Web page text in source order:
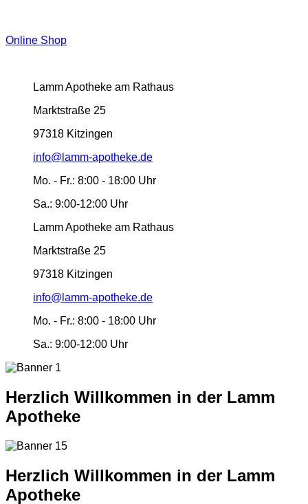
Online Shop
Lamm Apotheke am Rathaus
Marktstraße 25
97318 Kitzingen
info@lamm-apotheke.de
Mo. - Fr.: 8:00 - 18:00 Uhr
Sa.: 9:00-12:00 Uhr
Lamm Apotheke am Rathaus
Marktstraße 25
97318 Kitzingen
info@lamm-apotheke.de
Mo. - Fr.: 8:00 - 18:00 Uhr
Sa.: 9:00-12:00 Uhr
Herzlich Willkommen in der Lamm
Apotheke
Herzlich Willkommen in der Lamm
Apotheke